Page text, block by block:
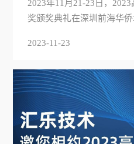
2023年11月21-23日，
奖颁奖典礼在深圳前海华
2023-11-23